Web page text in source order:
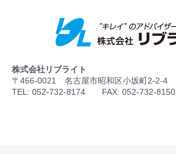
株式会社リブライト
〒466-0021 名古屋市昭和区小坂町2-2-4
TEL: 052-732-8174 FAX: 052-732-8150